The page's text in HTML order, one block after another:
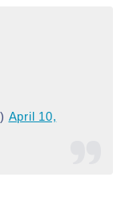
April 10,